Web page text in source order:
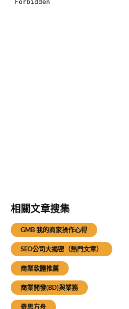
相關文章搜集
GMB 我的商家操作心得
SEO公司大揭密（熱門文章）
商業軟體推薦
商業開發(BD)與業務
奇思方舟